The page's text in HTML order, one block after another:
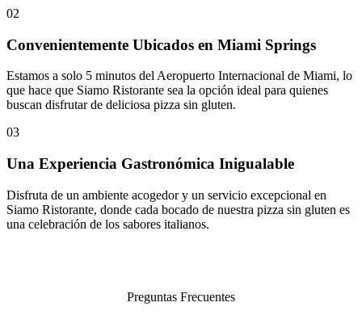
02
Convenientemente Ubicados en Miami Springs
Estamos a solo 5 minutos del Aeropuerto Internacional de Miami, lo
que hace que Siamo Ristorante sea la opción ideal para quienes
buscan disfrutar de deliciosa pizza sin gluten.
03
Una Experiencia Gastronómica Inigualable
Disfruta de un ambiente acogedor y un servicio excepcional en
Siamo Ristorante, donde cada bocado de nuestra pizza sin gluten es
una celebración de los sabores italianos.
Preguntas Frecuentes